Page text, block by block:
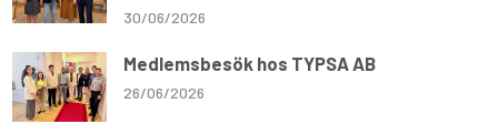
30/06/2026
Medlemsbesök hos TYPSA AB
26/06/2026